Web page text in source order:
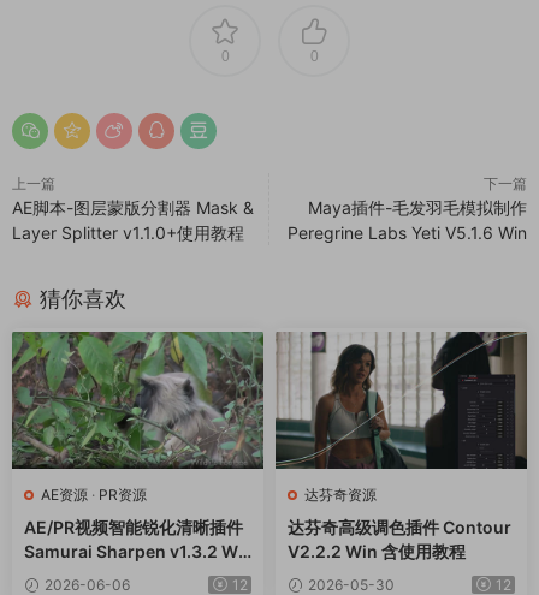
0 0
上一篇
AE脚本-图层蒙版分割器 Mask &
Layer Splitter v1.1.0+使用教程
下一篇
Maya插件-毛发羽毛模拟制作
Peregrine Labs Yeti V5.1.6 Win
猜你喜欢
AE资源 · PR资源
AE/PR视频智能锐化清晰插件
Samurai Sharpen v1.3.2 Wi
n 2026-06-06 12
达芬奇资源
达芬奇高级调色插件 Contour
V2.2.2 Win 含使用教程
2026-05-30 12